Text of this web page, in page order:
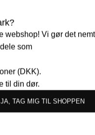
webshop! Vi gør det
som
(DKK).
til din dør.
JA, TAG MIG TIL SHOPPEN
kunder